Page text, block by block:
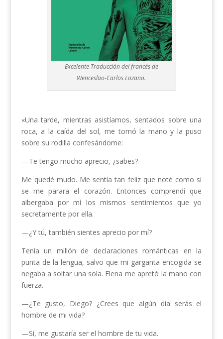
Excelente Traducción del francés de
Wenceslao-Carlos Lozano.
«Una tarde, mientras asistíamos, sentados sobre una
roca, a la caída del sol, me tomó la mano y la puso
sobre su rodilla confesándome:
—Te tengo mucho aprecio, ¿sabes?
Me quedé mudo. Me sentía tan feliz que noté como si
se me parara el corazón. Entonces comprendí que
albergaba por mí los mismos sentimientos que yo
secretamente por ella.
—¿Y tú, también sientes aprecio por mí?
Tenía un millón de declaraciones románticas en la
punta de la lengua, salvo que mi garganta encogida se
negaba a soltar una sola. Elena me apretó la mano con
fuerza.
—¿Te gusto, Diego? ¿Crees que algún día serás el
hombre de mi vida?
—Sí, me gustaría ser el hombre de tu vida.